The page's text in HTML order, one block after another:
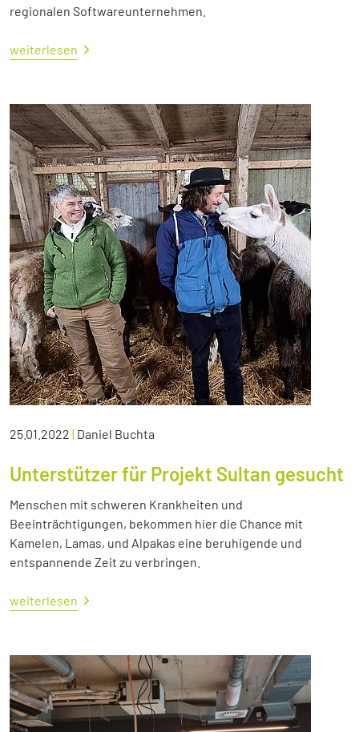
regionalen Softwareunternehmen.
weiterlesen
25.01.2022 | Daniel Buchta
Unterstützer für Projekt Sultan gesucht
Menschen mit schweren Krankheiten und
Beeinträchtigungen, bekommen hier die Chance mit
Kamelen, Lamas, und Alpakas eine beruhigende und
entspannende Zeit zu verbringen.
weiterlesen